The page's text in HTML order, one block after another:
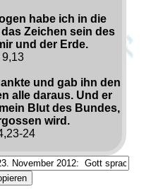
habe ich in die
Zeichen sein des
und der Erde.
9,13
und gab ihn den
alle daraus. Und er
Blut des Bundes,
wird.
24